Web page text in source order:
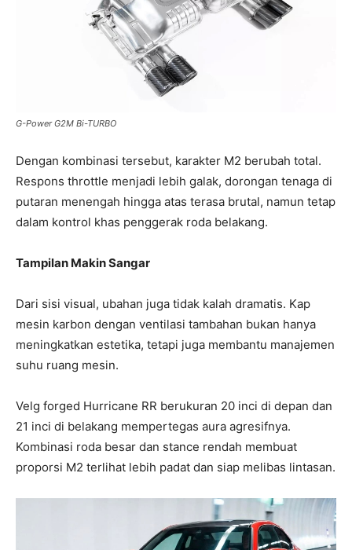
G-Power G2M Bi-TURBO
Dengan kombinasi tersebut, karakter M2 berubah total.
Respons throttle menjadi lebih galak, dorongan tenaga di
putaran menengah hingga atas terasa brutal, namun tetap
dalam kontrol khas penggerak roda belakang.
Tampilan Makin Sangar
Dari sisi visual, ubahan juga tidak kalah dramatis. Kap
mesin karbon dengan ventilasi tambahan bukan hanya
meningkatkan estetika, tetapi juga membantu manajemen
suhu ruang mesin.
Velg forged Hurricane RR berukuran 20 inci di depan dan
21 inci di belakang mempertegas aura agresifnya.
Kombinasi roda besar dan stance rendah membuat
proporsi M2 terlihat lebih padat dan siap melibas lintasan.